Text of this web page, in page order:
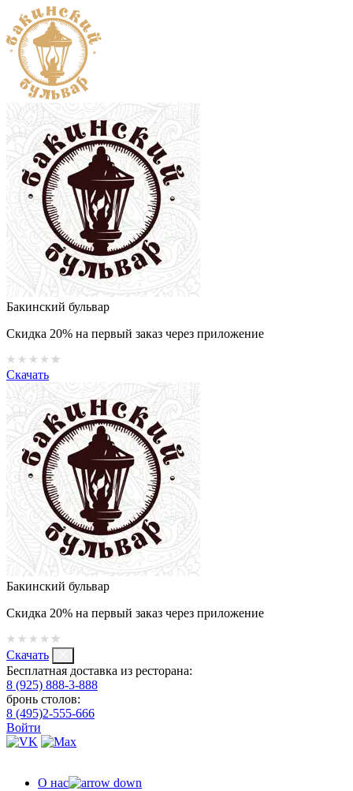
Бакинский бульвар
Скидка 20% на первый заказ через приложение
Скачать
Бакинский бульвар
Скидка 20% на первый заказ через приложение
Скачать
Бесплатная доставка из ресторана:
8 (925) 888-3-888
бронь столов:
8 (495)2-555-666
Войти
О нас